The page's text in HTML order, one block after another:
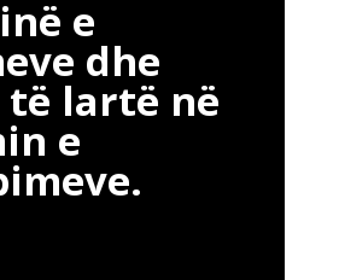
e
dhe
lartë në
e